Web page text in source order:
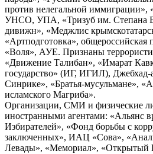
против нелегальной
УНСО, УПА, «Тризуб им. Степана
дивижн», «Меджлис
«Артподготовка», общероссийская
«Воля», АУЕ. Признаны
«Движение Талибан», «Имарат
государство» (ИГ, ИГИЛ),
Синрике», «Братья-мусульмане»,
исламского Магриба».
Организации, СМИ и физические
иностранными агентами: «Альянс
Избирателей», «Фонд борьбы с
заключенных», ИАЦ «Сова»,
Левады», «Мемориал», «Открытый